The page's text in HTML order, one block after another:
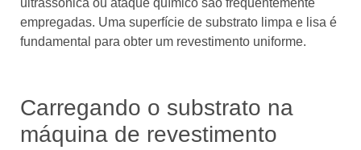
ultrassônica ou ataque químico são frequentemente
empregadas. Uma superfície de substrato limpa e lisa é
fundamental para obter um revestimento uniforme.
Carregando o substrato na
máquina de revestimento